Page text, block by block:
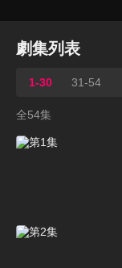
劇集列表
1-30 31-54
全54集